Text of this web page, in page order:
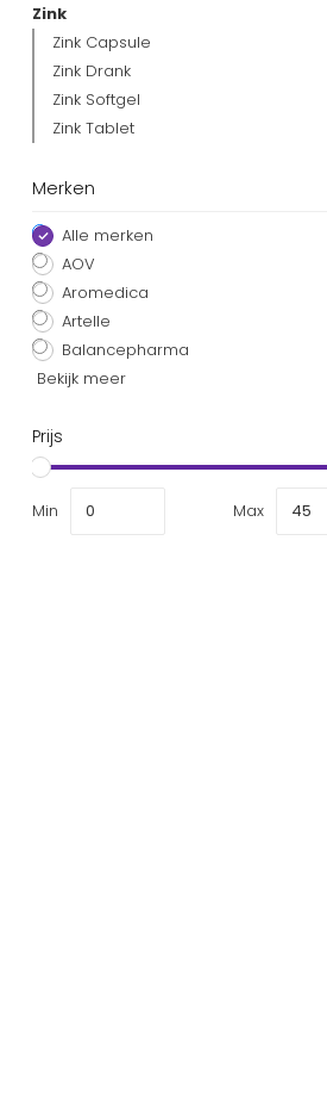
Zink
Zink Capsule
Zink Drank
Zink Softgel
Zink Tablet
Merken
Alle merken
AOV
Aromedica
Artelle
Balancepharma
Bekijk meer
Prijs
Min Max